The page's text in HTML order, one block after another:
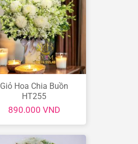
Giỏ Hoa Chia Buồn
HT255
890.000 VND